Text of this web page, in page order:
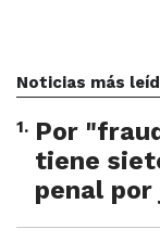
Noticias más
1. Por
tiene
penal